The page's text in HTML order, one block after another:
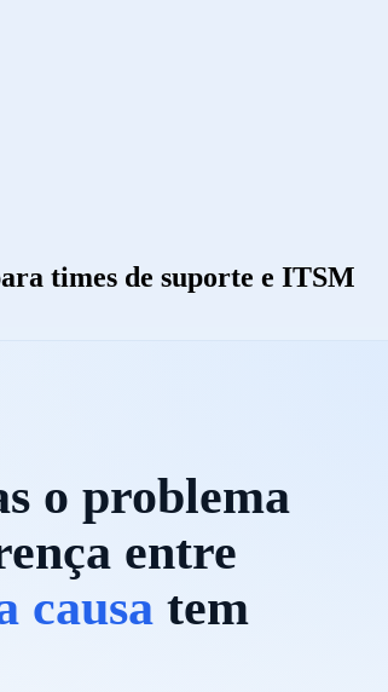
times de suporte e ITSM
o problema
entre
causa tem